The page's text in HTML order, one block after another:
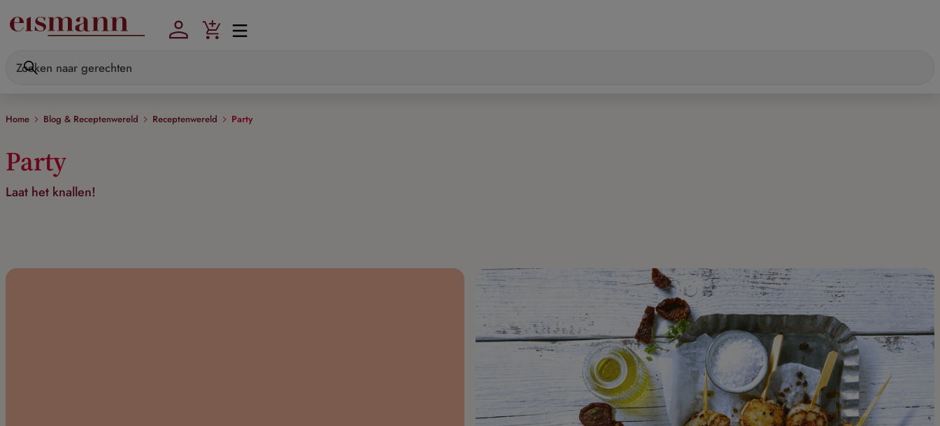
Home Blog & Receptenwereld Receptenwereld Party
Party
Laat het knallen!